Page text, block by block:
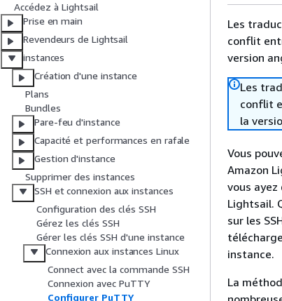
Accédez à Lightsail
Prise en main
Revendeurs de Lightsail
instances
Création d'une instance
Plans
Bundles
Pare-feu d'instance
Capacité et performances en rafale
Gestion d'instance
Supprimer des instances
SSH et connexion aux instances
Configuration des clés SSH
Gérez les clés SSH
Gérer les clés SSH d'une instance
Connexion aux instances Linux
Connect avec la commande SSH
Connexion avec PuTTY
Configurer PuTTY
Les
conflit
version
Les
conflit
la
Vous
Amazon
vous
Lightsail.
sur les
instance.
La